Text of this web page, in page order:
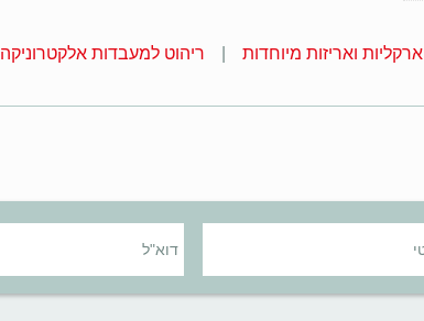
ארקליות ואריזות מיוחדות ריהוט למעבדות אלקטרוניקה